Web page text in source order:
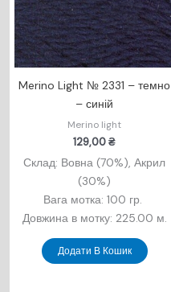
Merino Light № 2331 – темно
– синій
Merino light
129,00₴
Склад: Вовна (70%), Акрил
(30%)
Вага мотка: 100 гр.
Довжина в мотку: 225.00 м.
Додати В Кошик